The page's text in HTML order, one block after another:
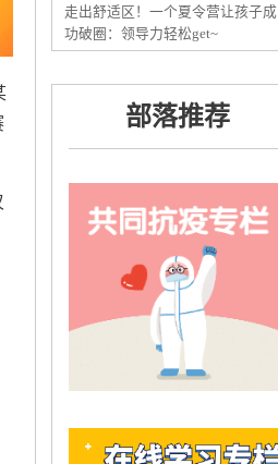
走出舒适区！一个夏令营让孩子成
功破圈：领导力轻松get~
部落推荐